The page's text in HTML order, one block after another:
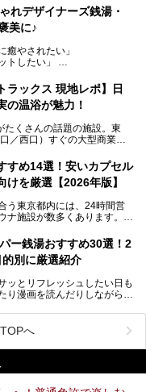
ル絵はそのまま、昔からここ
を運んでくれる人にも愛され
れ変わりました。洞窟のよ
スポットも併せて紹介しま
基本の入浴料が銭湯価格の5
れデザイナーズ銭湯・
美に♪
癒やされたい」
トしたい」
銭湯です。
イナーズ銭湯」や「ネオ銭
んな銭湯なのか、その気に
すめの順番で一挙にご紹介
ラックス 現地レポ】日
の温浴が魅力！
たくさんの話題の施設。東
／西口）すぐの大型商業施
ーオープン。施設の様子をレ
すめ14選！安いカプセル
を厳選【2026年版】
う東京都内には、24時間営
ナ施設が数多くあります。
分へのご褒美のための宿泊な
好きなだけサ活ができるのが
なく、カップルや女性に嬉し
。
選をご紹介します。
ー銭湯おすすめ30選！2
別に厳選紹介
ッとリフレッシュしたい日も
り漫画を読んだりしながら一
このまま朝までゆっくりでき
がある人も多いのではないで
すめのスーパー銭湯を、目的
へ